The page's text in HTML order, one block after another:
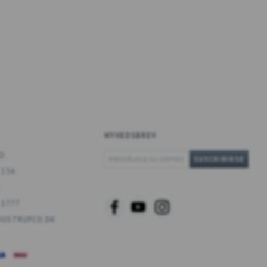
NYHEDSBREV
SUSCRIBIRSE